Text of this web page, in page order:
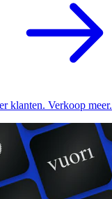
klanten. Verkoop meer.